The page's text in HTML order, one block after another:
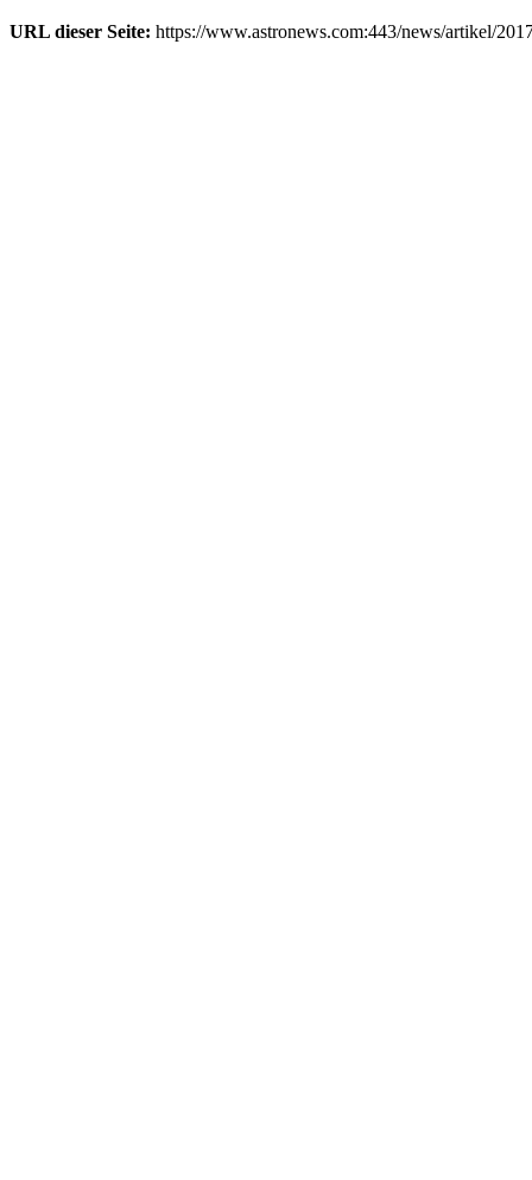
URL dieser Seite: https://www.astronews.com:443/news/artikel/